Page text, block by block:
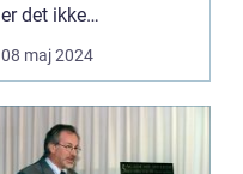
er det ikke
overraskende, at
biled...
08 maj 2024